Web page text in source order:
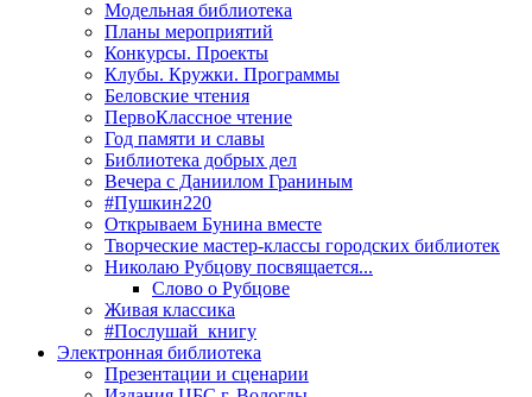
Модельная библиотека
Планы мероприятий
Конкурсы. Проекты
Клубы. Кружки. Программы
Беловские чтения
ПервоКлассное чтение
Год памяти и славы
Библиотека добрых дел
Вечера с Даниилом Граниным
#Пушкин220
Открываем Бунина вместе
Творческие мастер-классы городских библиотек
Николаю Рубцову посвящается...
Слово о Рубцове
Живая классика
#Послушай_книгу
Электронная библиотека
Презентации и сценарии